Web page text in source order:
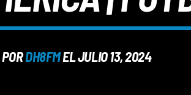
DH8FMEL JULIO 13, 2024